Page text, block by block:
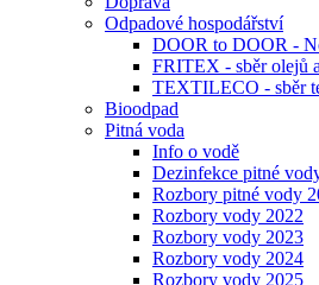
Odpadové hospodářství
DOOR to DOOR -
FRITEX - sběr olejů
TEXTILECO - sběr
Bioodpad
Pitná voda
Info o vodě
Dezinfekce pitné
Rozbory pitné vody
Rozbory vody 2022
Rozbory vody 2023
Rozbory vody 2024
Rozbory vody 2025